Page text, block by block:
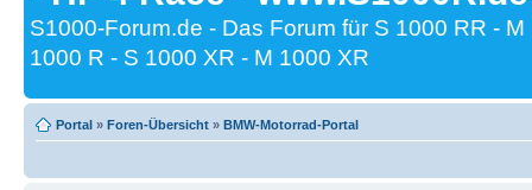
S1000-Forum.de - Das Forum für S 1000 RR -
1000 R - S 1000 XR - M 1000 XR
Portal » Foren-Übersicht » BMW-Motorrad-Portal